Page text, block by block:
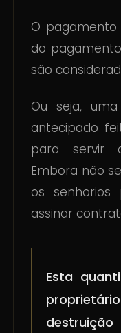
O
do
são
Ou seja,
antecipado
para servir
Embora não
os senhorios
assinar
Esta
destruição